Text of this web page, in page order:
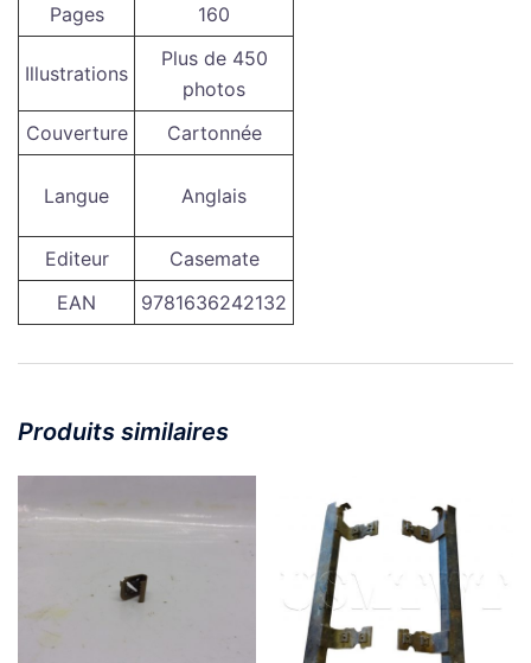
Pages 160
Illustrations
Plus de 450
photos
Couverture
Cartonnée
Langue Anglais
Editeur
Casemate
EAN
9781636242132
Produits similaires